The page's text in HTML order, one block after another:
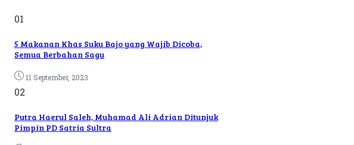
01
5 Makanan Khas Suku Bajo yang Wajib Dicoba,
Semua Berbahan Sagu
11 September, 2023
02
Putra Haerul Saleh, Muhamad Ali Adrian Ditunjuk
Pimpin PD Satria Sultra